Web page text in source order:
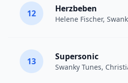
12 Herzbeben
Helene Fischer,
13 Supersonic
Swanky Tunes,